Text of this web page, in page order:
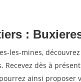
:
les-mines,
dès à
ainsi proposer